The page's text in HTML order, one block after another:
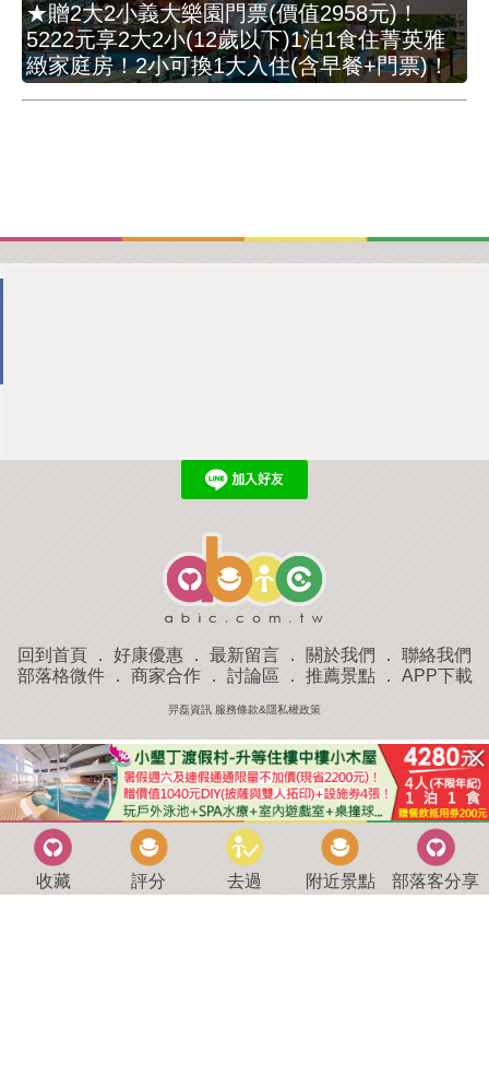
★贈2大2小義大樂園門票(價值2958元)！
5222元享2大2小(12歲以下)1泊1食住菁英雅
緻家庭房！2小可換1大入住(含早餐+門票)！
回到首頁 ． 好康優惠 ． 最新留言 ． 關於我們 ． 聯絡我們
部落格微件． 商家合作． 討論區 ． 推薦景點． APP下載
羿磊資訊 服務條款&隱私權政策
收藏 評分 去過 附近景點 部落客分享